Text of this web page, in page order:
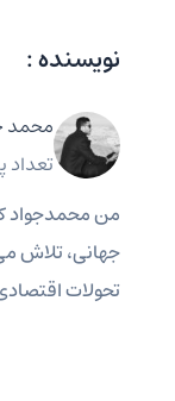
نویسنده :
محمد
تعداد
من محمدجواد
جهانی، تلاش
تحولات